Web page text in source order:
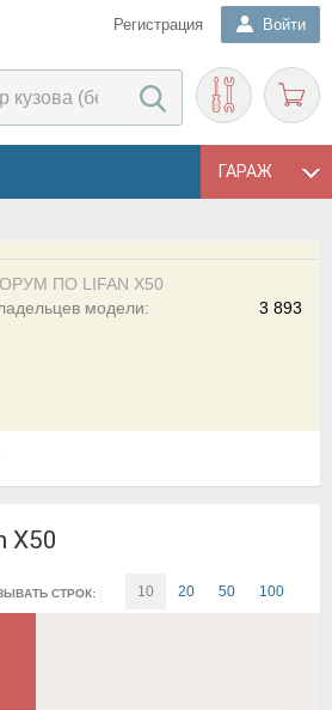
Регистрация Войти
ГАРАЖ
ПО LIFAN X50
3 893
модели:
X50
СТРОК: 10 20 50 100